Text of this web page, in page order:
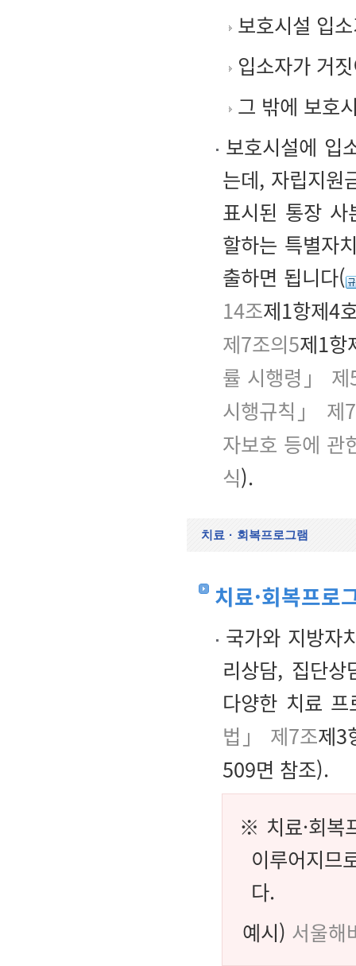
보호시설 입
입소자가 거
그 밖에 보호
보호시설에 입
는데, 자립지원
표시된 통장 사
할하는 특별자
출하면 됩니다(
14조제1항제4
제7조의5제1
률 시행령」 제
시행규칙」 제
자보호 등에 관
식).
치료 · 회복프로그램
치료·회복프로
국가와 지방자
리상담, 집단
다양한 치료 프
법」 제7조제3
509면 참조).
※ 치료·회복
이루어지므
다.
예시) 서울해